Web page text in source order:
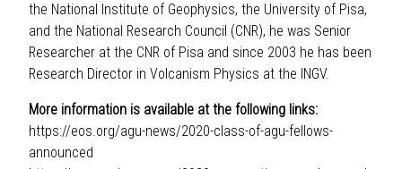
the National Institute of Geophysics, the University of Pisa,
and the National Research Council (CNR), he was Senior
Researcher at the CNR of Pisa and since 2003 he has been
Research Director in Volcanism Physics at the INGV.
More information is available at the following links:
https://eos.org/agu-news/2020-class-of-agu-fellows-
announced